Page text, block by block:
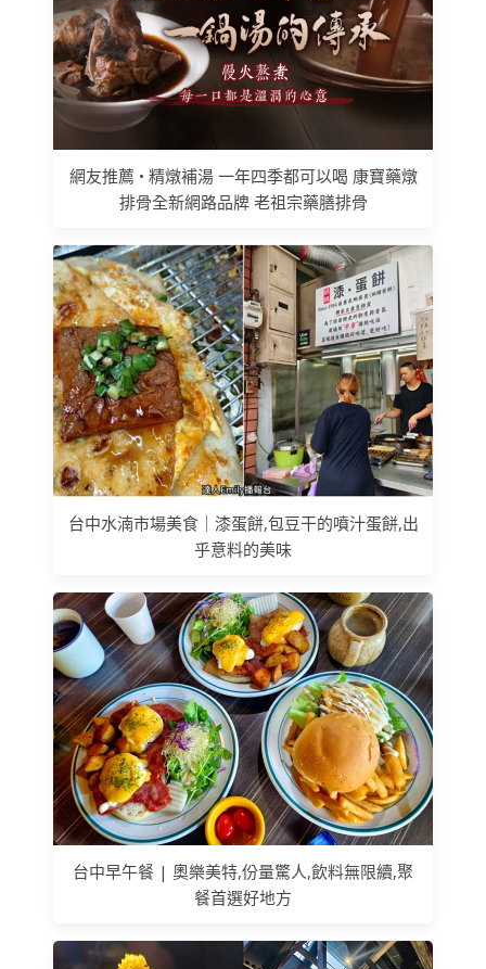
網友推薦 • 精燉補湯 一年四季都可以喝 康寶藥燉
排骨全新網路品牌 老祖宗藥膳排骨
台中水湳市場美食｜漆蛋餅,包豆干的噴汁蛋餅,出
乎意料的美味
台中早午餐 | 奧樂美特,份量驚人,飲料無限續,聚
餐首選好地方